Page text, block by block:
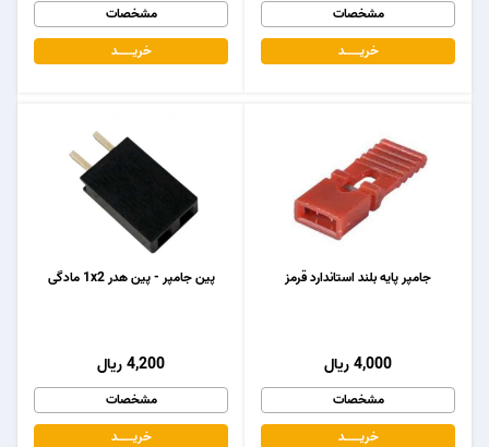
مشخصات
خریـــــــد
مشخصات
خریـــــــد
پین جامپر - پین هدر 1x2 مادگی
4,200 ریال
مشخصات
خریـــــــد
جامپر پایه بلند استاندارد قرمز
4,000 ریال
مشخصات
خریـــــــد